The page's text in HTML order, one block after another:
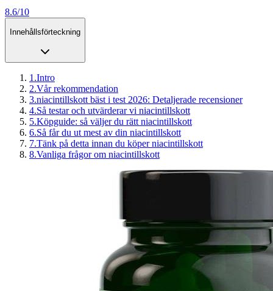
8.6/10
Innehållsförteckning
1 .Intro
2.Vår rekommendation
3.niacintillskott bäst i test 2026: Detaljerade recensioner
4.Så testar och utvärderar vi niacintillskott
5.Köpguide: så väljer du rätt niacintillskott
6.Så får du ut mest av din niacintillskott
7.Tänk på detta innan du köper niacintillskott
8.Vanliga frågor om niacintillskott